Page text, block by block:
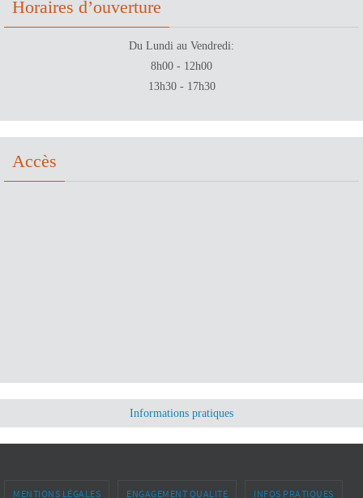
Horaires d’ouverture
Du Lundi au Vendredi:
8h00 - 12h00
13h30 - 17h30
Accès
Informations pratiques
MENTIONS LÉGALES ENGAGEMENT QUALITE INFOS PRATIQUES